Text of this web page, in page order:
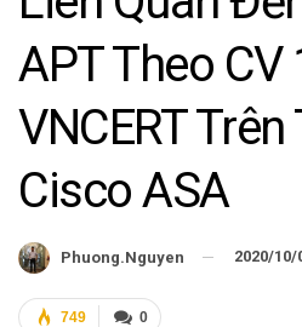
APT Theo CV
VNCERT
Cisco ASA
Phuong.nguyen 2020/10/
0
749